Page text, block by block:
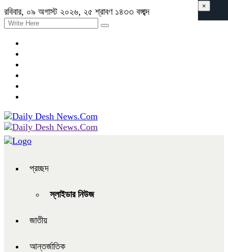
রবিবার, ০৯ অগাস্ট ২০২৬, ২৫ শ্রাবণ ১৪৩৩ বঙ্গাব্দ
প্রচ্ছদ
স্লাইডার নিউজ
জাতীয়
আন্তর্জাতিক
×